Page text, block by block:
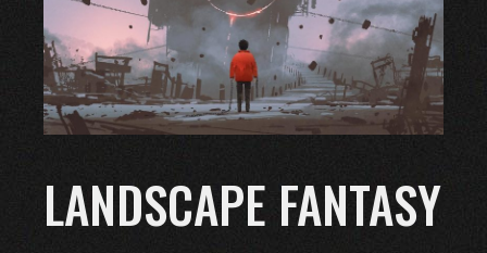
LANDSCAPE FANTASY